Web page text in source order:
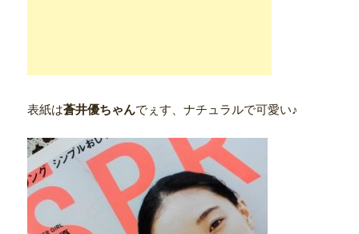
表紙は蒼井優ちゃんでぇす、ナチュラルで可愛い♪